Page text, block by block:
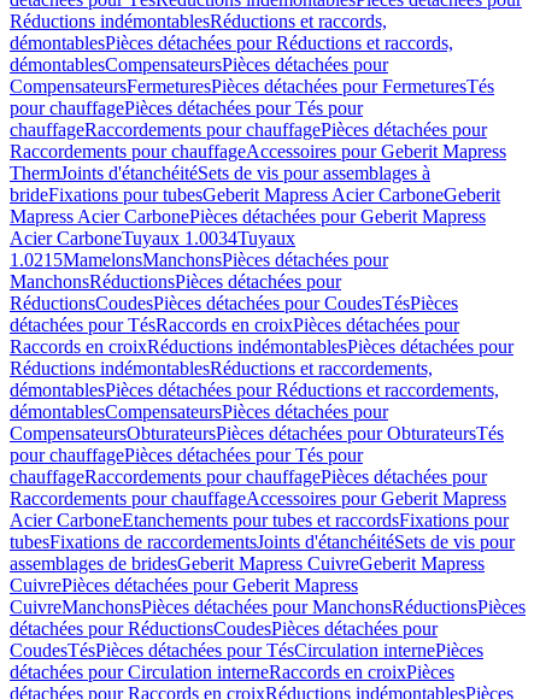
Réductions indémontablesRéductions et raccords,
démontablesPièces détachées pour Réductions et raccords,
démontablesCompensateursPièces détachées pour
CompensateursFermeturesPièces détachées pour FermeturesTés
pour chauffagePièces détachées pour Tés pour
chauffageRaccordements pour chauffagePièces détachées pour
Raccordements pour chauffageAccessoires pour Geberit Mapress
ThermJoints d'étanchéitéSets de vis pour assemblages à
brideFixations pour tubesGeberit Mapress Acier CarboneGeberit
Mapress Acier CarbonePièces détachées pour Geberit Mapress
Acier CarboneTuyaux 1.0034Tuyaux
1.0215MamelonsManchonsPièces détachées pour
ManchonsRéductionsPièces détachées pour
RéductionsCoudesPièces détachées pour CoudesTésPièces
détachées pour TésRaccords en croixPièces détachées pour
Raccords en croixRéductions indémontablesPièces détachées pour
Réductions indémontablesRéductions et raccordements,
démontablesPièces détachées pour Réductions et raccordements,
démontablesCompensateursPièces détachées pour
CompensateursObturateursPièces détachées pour ObturateursTés
pour chauffagePièces détachées pour Tés pour
chauffageRaccordements pour chauffagePièces détachées pour
Raccordements pour chauffageAccessoires pour Geberit Mapress
Acier CarboneEtanchements pour tubes et raccordsFixations pour
tubesFixations de raccordementsJoints d'étanchéitéSets de vis pour
assemblages de bridesGeberit Mapress CuivreGeberit Mapress
CuivrePièces détachées pour Geberit Mapress
CuivreManchonsPièces détachées pour ManchonsRéductionsPièces
détachées pour RéductionsCoudesPièces détachées pour
CoudesTésPièces détachées pour TésCirculation internePièces
détachées pour Circulation interneRaccords en croixPièces
détachées pour Raccords en croixRéductions indémontablesPièces